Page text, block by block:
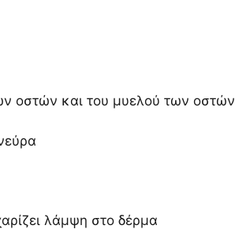
οστών και του μυελού των οστών
λάμψη στο δέρμα